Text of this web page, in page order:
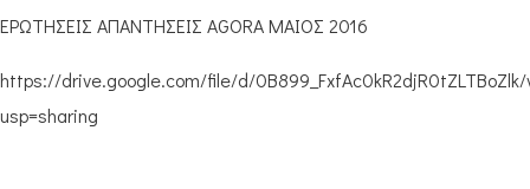
ΕΡΩΤΗΣΕΙΣ ΑΠΑΝΤΗΣΕΙΣ AGORA ΜΑΙΟΣ 2016
https://drive.google.com/file/d/
usp=sharing